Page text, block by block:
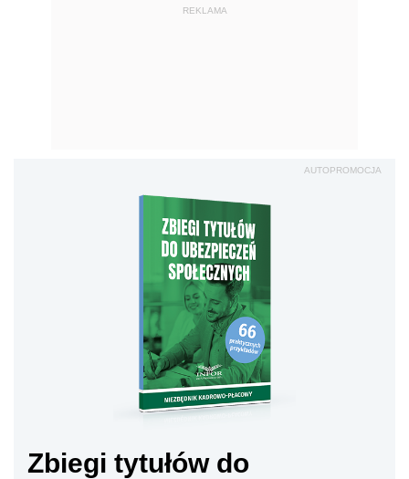
REKLAMA
AUTOPROMOCJA
Zbiegi tytułów do